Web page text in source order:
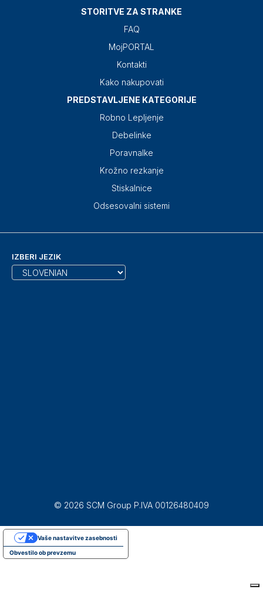
STORITVE ZA STRANKE
FAQ
MojPORTAL
Kontakti
Kako nakupovati
PREDSTAVLJENE KATEGORIJE
Robno Lepljenje
Debelinke
Poravnalke
Krožno rezkanje
Stiskalnice
Odsesovalni sistemi
IZBERI JEZIK
© 2026 SCM Group P.IVA 00126480409
Obvestilo ob prevzemu
Vaše nastavitve zasebnosti